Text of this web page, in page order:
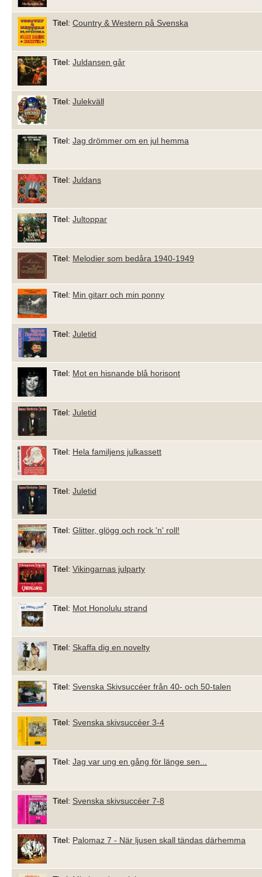
Titel: Country & Western på Svenska
Titel: Juldansen går
Titel: Julekväll
Titel: Jag drömmer om en jul hemma
Titel: Juldans
Titel: Jultoppar
Titel: Melodier som bedåra 1940-1949
Titel: Min gitarr och min ponny
Titel: Juletid
Titel: Mot en hisnande blå horisont
Titel: Juletid
Titel: Hela familjens julkassett
Titel: Juletid
Titel: Glitter, glögg och rock 'n' roll!
Titel: Vikingarnas julparty
Titel: Mot Honolulu strand
Titel: Skaffa dig en novelty
Titel: Svenska Skivsuccéer från 40- och 50-talen
Titel: Svenska skivsuccéer 3-4
Titel: Jag var ung en gång för länge sen...
Titel: Svenska skivsuccéer 7-8
Titel: Palomaz 7 - När ljusen skall tändas därhemma